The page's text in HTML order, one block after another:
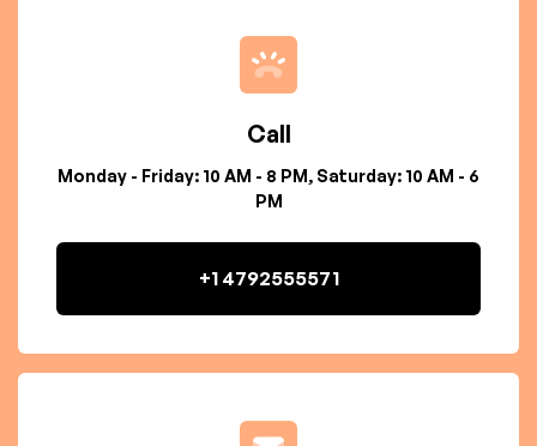
Call
Monday - Friday: 10 AM - 8 PM, Saturday: 10 AM - 6
PM
+1 4792555571